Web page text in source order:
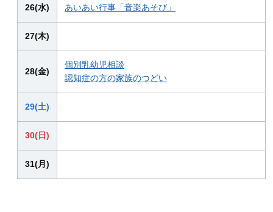
26(水) あいあい行事「音楽あそび」
27(木)
28(金)
個別乳幼児相談
認知症の方の家族のつどい
29(土)
30(日)
31(月)